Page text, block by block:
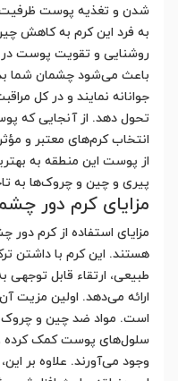
شدن و تغذیه پوست ظرفیت
به فرد این کرم به کاهش
روشنایی و تقویت پوست
باعث می‌شود چشمان شما
جوانانه نمایند و در کل
تحول دهد. از آنجایی که
انتخاب کرم‌های معتبر و
از پوست این منطقه به
پیری و چین و چروک‌ها به
مزایای کرم دور
مزایای استفاده از کرم
هستند. این کرم با داشتن
طبیعی، ارتقاء قابل
ارائه می‌دهد. اولین
است. مواد ضد چین و
سلول‌های پوست کمک کرده
وجود می‌آورند. علاوه بر